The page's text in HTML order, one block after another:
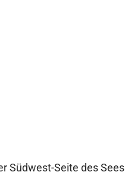
Südwest-Seite des